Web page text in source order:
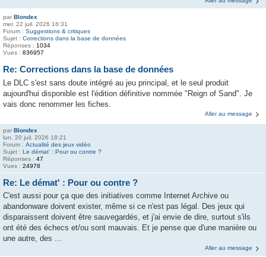
par Blondex
mer. 22 juil. 2026 16:31
Forum : Suggestions & critiques
Sujet : Corrections dans la base de données
Réponses : 1034
Vues : 836957
Re: Corrections dans la base de données
Le DLC s'est sans doute intégré au jeu principal, et le seul produit
aujourd'hui disponible est l'édition définitive nommée "Reign of Sand". Je
vais donc renommer les fiches.
Aller au message
par Blondex
lun. 20 juil. 2026 18:21
Forum : Actualité des jeux vidéo
Sujet : Le démat' : Pour ou contre ?
Réponses : 47
Vues : 24978
Re: Le démat' : Pour ou contre ?
C'est aussi pour ça que des initiatives comme Internet Archive ou
abandonware doivent exister, même si ce n'est pas légal. Des jeux qui
disparaissent doivent être sauvegardés, et j'ai envie de dire, surtout s'ils
ont été des échecs et/ou sont mauvais. Et je pense que d'une manière ou
une autre, des ...
Aller au message